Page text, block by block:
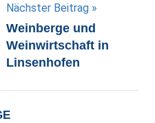
Nächster Beitrag
Weinberge und
Weinwirtschaft in
Linsenhofen